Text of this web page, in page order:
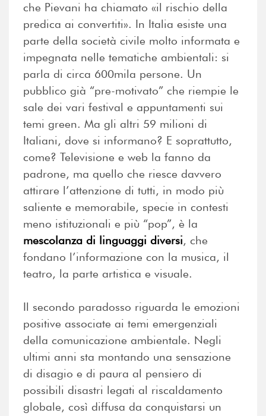
che Pievani ha chiamato «il rischio della
predica ai convertiti». In Italia esiste una
parte della società civile molto informata e
impegnata nelle tematiche ambientali: si
parla di circa 600mila persone. Un
pubblico già “pre-motivato” che riempie le
sale dei vari festival e appuntamenti sui
temi green. Ma gli altri 59 milioni di
Italiani, dove si informano? E soprattutto,
come? Televisione e web la fanno da
padrone, ma quello che riesce davvero
attirare l’attenzione di tutti, in modo più
saliente e memorabile, specie in contesti
meno istituzionali e più “pop”, è la
mescolanza di linguaggi diversi, che
fondano l’informazione con la musica, il
teatro, la parte artistica e visuale.
Il secondo paradosso riguarda le emozioni
positive associate ai temi emergenziali
della comunicazione ambientale. Negli
ultimi anni sta montando una sensazione
di disagio e di paura al pensiero di
possibili disastri legati al riscaldamento
globale, così diffusa da conquistarsi un